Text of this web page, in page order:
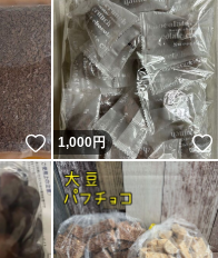
いいね！
1,000円